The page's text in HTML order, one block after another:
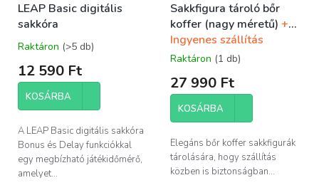
LEAP Basic digitális
sakkóra
A
átlagos
értékelése
5-
5,0
csillag.
Raktáron (>5 db)
12 590 Ft
KOSÁRBA
A LEAP Basic digitális sakkóra
Bonus és Delay funkciókkal
egy megbízható játékidőmérő,
amelyet...
Sakkfigura tároló bőr
koffer (nagy méretű) +
Ingyenes szállítás
Raktáron (1 db)
27 990 Ft
KOSÁRBA
Elegáns bőr koffer sakkfigurák
tárolására, hogy szállítás
közben is biztonságban...